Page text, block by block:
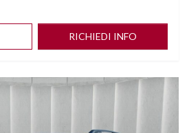
RICHIEDI INFO